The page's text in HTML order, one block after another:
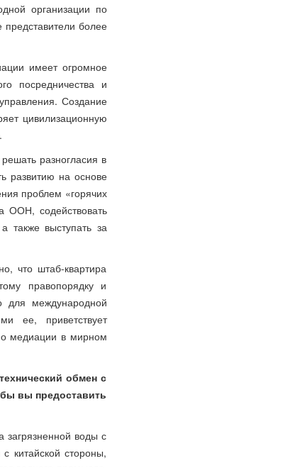
организации по
более
имеет огромное
посредничества и
Создание
цивилизационную
разногласия в
развитию на основе
проблем «горячих
ООН, содействовать
также выступать за
что штаб-квартира
правопорядку и
для международной
ее, приветствует
медиации в мирном
обмен с
вы предоставить
загрязненной воды с
китайской стороны,